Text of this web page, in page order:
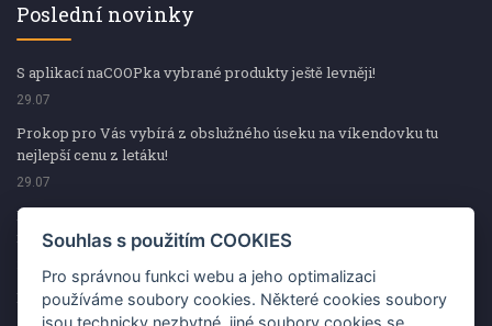
Poslední novinky
S aplikací naCOOPka vybrané produkty ještě levněji!
29.07
Prokop pro Vás vybírá z obslužného úseku na víkendovku tu
nejlepší cenu z letáku!
29.07
Prokop pro Vás vybírá z obslužného úseku na víkendovku tu
nejlepší cenu z letáku!
Kup špekáčky od Váhaly a vyhraj s naCOOPkou sekerku Fiskars
Souhlas s použitím COOKIES
Pro správnou funkci webu a jeho optimalizaci
používáme soubory cookies. Některé cookies soubory
jsou technicky nezbytné, jiné soubory cookies se